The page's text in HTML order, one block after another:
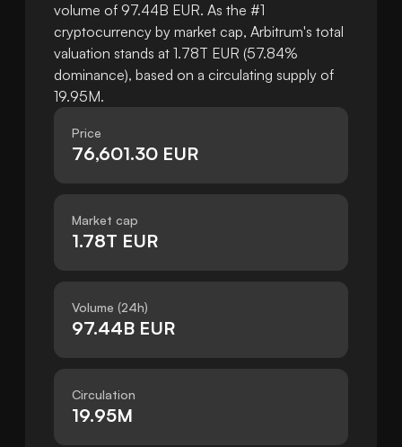
volume of 97.44B EUR. As the #1
cryptocurrency by market cap, Arbitrum's total
valuation stands at 1.78T EUR (57.84%
dominance), based on a circulating supply of
19.95M.
Price
76,601.30 EUR
Market cap
1.78T EUR
Volume (24h)
97.44B EUR
Circulation
19.95M